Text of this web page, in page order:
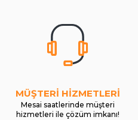
MÜŞTERİ HİZMETLERİ
Mesai saatlerinde müşteri
hizmetleri ile çözüm imkanı!